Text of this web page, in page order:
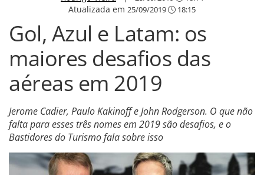
Atualizada em 25/09/2019 18:15
Gol, Azul e Latam: os
maiores desafios das
aéreas em 2019
Jerome Cadier, Paulo Kakinoff e John Rodgerson. O que não
falta para esses três nomes em 2019 são desafios, e o
Bastidores do Turismo fala sobre isso